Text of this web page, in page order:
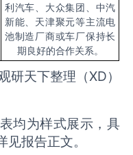
利汽车、大众集团、中汽
新能、天津聚元等主流电
池制造厂商或车厂保持长
期良好的合作关系。
研天下整理（XD）
均为样式展示，具
报告正文。